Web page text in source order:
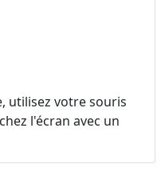
utilisez votre souris
l'écran avec un